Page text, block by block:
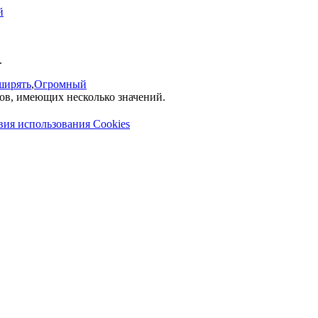
,Огромный
имеющих несколько значений.
использования Cookies